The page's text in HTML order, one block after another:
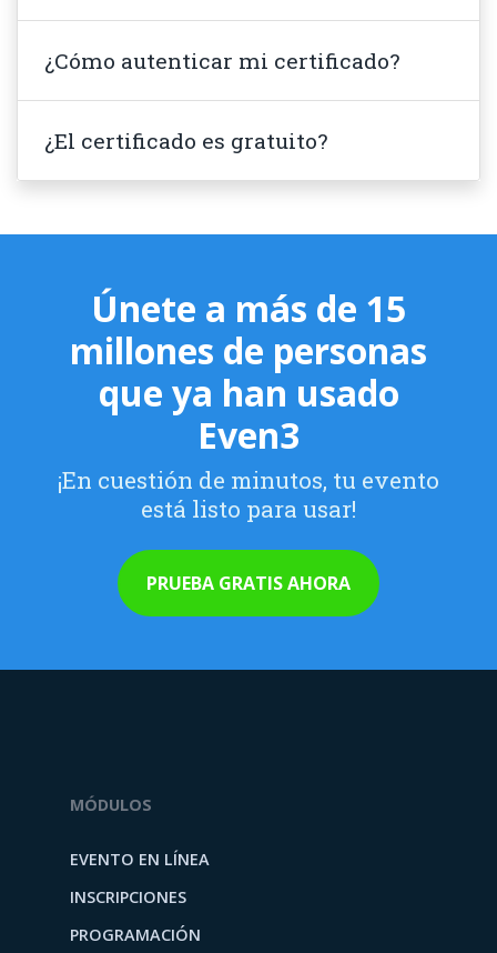
¿Cómo autenticar mi certificado?
¿El certificado es gratuito?
Únete a más de 15
millones de personas
que ya han usado
Even3
¡En cuestión de minutos, tu evento
está listo para usar!
PRUEBA GRATIS AHORA
MÓDULOS
EVENTO EN LÍNEA
INSCRIPCIONES
PROGRAMACIÓN